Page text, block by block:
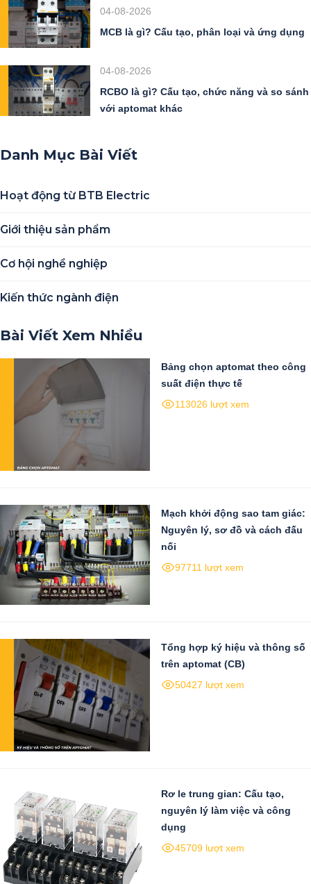
04-08-2026
MCB là gì? Cấu tạo, phân loại và ứng dụng
04-08-2026
RCBO là gì? Cấu tạo, chức năng và so sánh
với aptomat khác
Danh Mục Bài Viết
Hoạt động từ BTB Electric
Giới thiệu sản phẩm
Cơ hội nghề nghiệp
Kiến thức ngành điện
Bài Viết Xem Nhiều
Bảng chọn aptomat theo công
suất điện thực tế
113026 lượt xem
Mạch khởi động sao tam giác:
Nguyên lý, sơ đồ và cách đấu
nối
97711 lượt xem
Tổng hợp ký hiệu và thông số
trên aptomat (CB)
50427 lượt xem
Rơ le trung gian: Cấu tạo,
nguyên lý làm việc và công
dụng
45709 lượt xem